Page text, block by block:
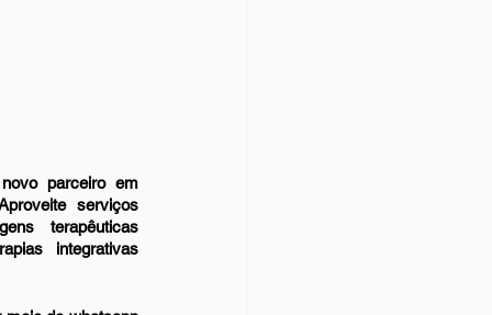
parceiro em
serviços
terapêuticas
integrativas